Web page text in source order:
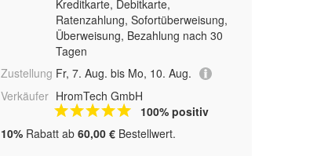
Kreditkarte, Debitkarte,
Ratenzahlung, Sofortüberweisung,
Überweisung, Bezahlung nach 30
Tagen
Zustellung Fr, 7. Aug. bis Mo, 10. Aug.
Verkäufer HromTech GmbH
100% positiv
10% Rabatt ab 60,00 € Bestellwert.